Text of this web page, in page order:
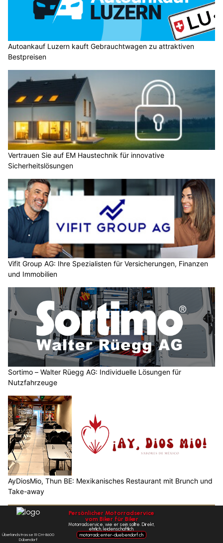
Autoankauf Luzern kauft Gebrauchtwagen zu attraktiven
Bestpreisen
Vertrauen Sie auf EM Haustechnik für innovative
Sicherheitslösungen
Vifit Group AG: Ihre Spezialisten für Versicherungen, Finanzen
und Immobilien
Sortimo – Walter Rüegg AG: Individuelle Lösungen für
Nutzfahrzeuge
AyDiosMio, Thun BE: Mexikanisches Restaurant mit Brunch und
Take-away